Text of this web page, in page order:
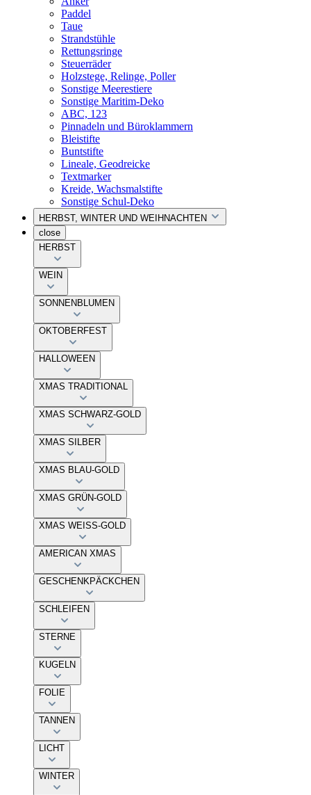
Paddel
Taue
Strandstühle
Rettungsringe
Steuerräder
Holzstege, Relinge, Poller
Sonstige Meerestiere
Sonstige Maritim-Deko
ABC, 123
Pinnadeln und Büroklammern
Bleistifte
Buntstifte
Lineale, Geodreicke
Textmarker
Kreide, Wachsmalstifte
Sonstige Schul-Deko
HERBST, WINTER UND WEIHNACHTEN
close
HERBST
WEIN
SONNENBLUMEN
OKTOBERFEST
HALLOWEEN
XMAS TRADITIONAL
XMAS SCHWARZ-GOLD
XMAS SILBER
XMAS BLAU-GOLD
XMAS GRÜN-GOLD
XMAS WEISS-GOLD
AMERICAN XMAS
GESCHENKPÄCKCHEN
SCHLEIFEN
STERNE
KUGELN
FOLIE
TANNEN
LICHT
WINTER